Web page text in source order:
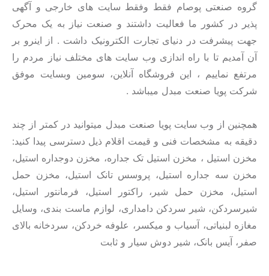
گروه صنعتی پوصام فقط وفقط سایت های خارجی و آگهی
پذیر در کشور ما فعالیت داشتند و صنعت نیاز به یک محرک
جهت پیشرفت در دنیای تجارت الکترونیک داشت . از اینرو بر
آن آمدیم تا با راه اندازی وب سایت های مختلف نیاز مردم را
مرتفع نماییم ، این فروشگاه آنلاین، سومین وبسایت موفق
شرکت پویا صنعت مبدل میباشد .
همچنین از وب سایت پویا صنعت مبدل میتوانید در کمتر از چند
دقیقه به مشخصات فنی و قیمت اقلام ذیل دسترسی پیدا کنید:
مخزن استیل ، مخزن استیل تک جداره، مخزن دوجداره استیل،
مخزن سه جداره استیل، پروسس تانک استیل، مخزن حمل
استیل، مخزن حمل شیر، راکتور استیل، فرمانتور استیل،
شیرسردکن، شیر سردکن دامداری، لوازم ماست بندی، وسایل
مغازه لبنیاتی، آسیاب و میکسر، علوفه خردکن، سردخانه بالای
صفر، آیس بانک، شیر دوش سیار و ثابت